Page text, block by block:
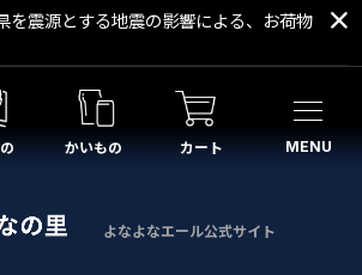
を震源とする地震の影響による、お荷物
かいもの カート MENU
よなよなエール公式サイト